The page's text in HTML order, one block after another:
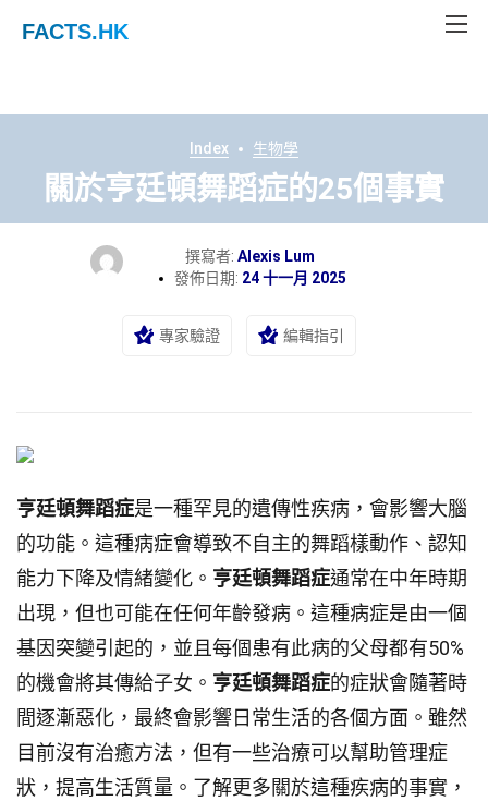
FACTS.HK
Index 生物學
關於亨廷頓舞蹈症的25個事實
撰寫者: Alexis Lum
發佈日期: 24 十一月 2025
專家驗證 編輯指引
亨廷頓舞蹈症是一種罕見的遺傳性疾病，會影響大腦
的功能。這種病症會導致不自主的舞蹈樣動作、認知
能力下降及情緒變化。 亨廷頓舞蹈症通常在中年時期
出現，但也可能在任何年齡發病。這種病症是由一個
基因突變引起的，並且每個患有此病的父母都有50%
的機會將其傳給子女。 亨廷頓舞蹈症的症狀會隨著時
間逐漸惡化，最終會影響日常生活的各個方面。雖然
目前沒有治癒方法，但有一些治療可以幫助管理症
狀，提高生活質量。了解更多關於這種疾病的事實，